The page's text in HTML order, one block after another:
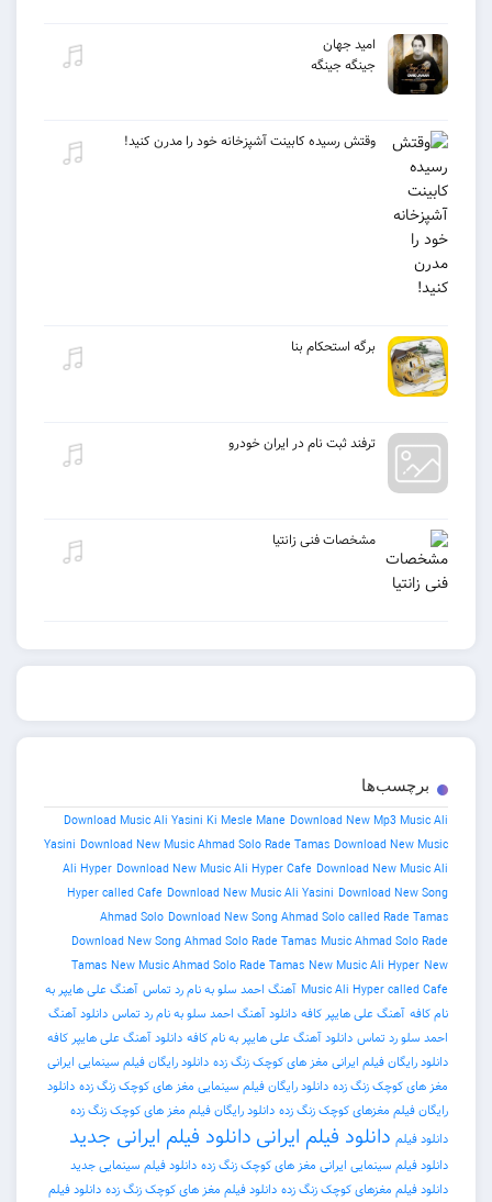
امید جهان
جینگه جینگه
وقتش رسیده کابینت آشپزخانه خود را مدرن کنید!
برگه استحکام بنا
ترفند ثبت نام در ایران خودرو
مشخصات فنی زانتیا
برچسب‌ها
Download Music Ali Yasini Ki Mesle Mane Download New Mp3 Music Ali
Yasini Download New Music Ahmad Solo Rade Tamas Download New Music
Ali Hyper Download New Music Ali Hyper Cafe Download New Music Ali
Hyper called Cafe Download New Music Ali Yasini Download New Song
Ahmad Solo Download New Song Ahmad Solo called Rade Tamas
Download New Song Ahmad Solo Rade Tamas Music Ahmad Solo Rade
Tamas New Music Ahmad Solo Rade Tamas New Music Ali Hyper New
Music Ali Hyper called Cafe آهنگ احمد سلو به نام رد تماس آهنگ علی هایپر به
نام کافه آهنگ علی هایپر کافه دانلود آهنگ احمد سلو به نام رد تماس دانلود آهنگ
احمد سلو رد تماس دانلود آهنگ علی هایپر به نام کافه دانلود آهنگ علی هایپر کافه
دانلود رایگان فیلم ایرانی مغز های کوچک زنگ زده دانلود رایگان فیلم سینمایی ایرانی
مغز های کوچک زنگ زده دانلود رایگان فیلم سینمایی مغز های کوچک زنگ زده دانلود
رایگان فیلم مغزهای کوچک زنگ زده دانلود رایگان فیلم مغز های کوچک زنگ زده
دانلود فیلم دانلود فیلم ایرانی دانلود فیلم ایرانی جدید
دانلود فیلم سینمایی ایرانی مغز های کوچک زنگ زده دانلود فیلم سینمایی جدید
دانلود فیلم مغزهای کوچک زنگ زده دانلود فیلم مغز های کوچک زنگ زده دانلود فیلم